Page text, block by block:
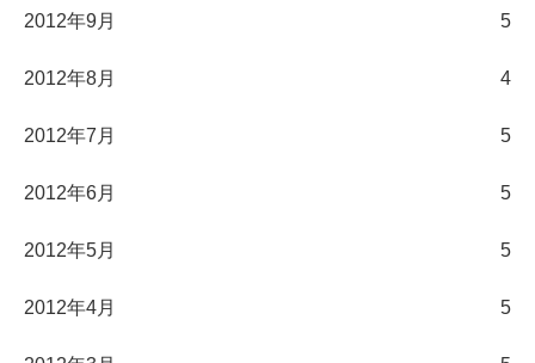
2012年9月 5
2012年8月 4
2012年7月 5
2012年6月 5
2012年5月 5
2012年4月 5